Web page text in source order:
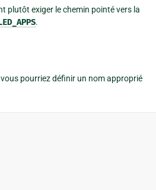
plutôt exiger le chemin pointé vers la
.
pourriez définir un nom approprié